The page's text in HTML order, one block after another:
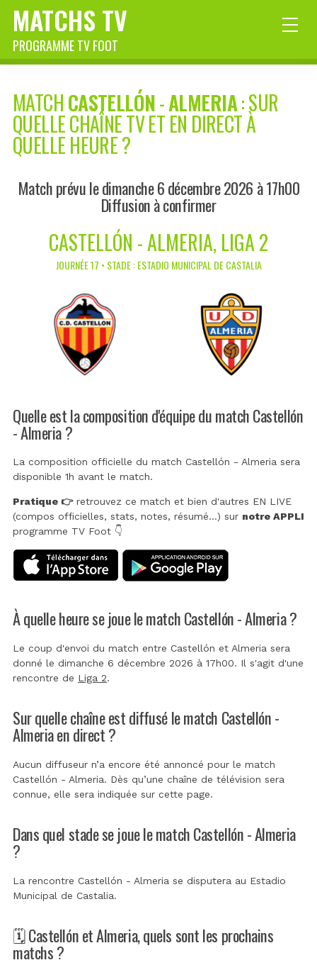
MATCHS TV
PROGRAMME TV FOOT
MATCHCASTELLÓN-ALMERIA: SUR
QUELLE CHAÎNE TV ET EN DIRECT À
QUELLE HEURE ?
Match prévu le dimanche 6 décembre 2026 à 17h00
Diffusion à confirmer
CASTELLÓN - ALMERIA, LIGA 2
JOURNÉE 17 • STADE : ESTADIO MUNICIPAL DE CASTALIA
Quelle est la composition d'équipe du match Castellón
- Almeria ?
La composition officielle du match Castellón - Almeria sera
disponible 1h avant le match.
Pratique 👉retrouvez ce match et bien d'autres EN LIVE
(compos officielles, stats, notes, résumé...) sur notre APPLI
programme TV Foot 👇
À quelle heure se joue le match Castellón - Almeria ?
Le coup d'envoi du match entre Castellón et Almeria sera
donné le dimanche 6 décembre 2026 à 17h00. Il s'agit d'une
rencontre de Liga 2.
Sur quelle chaîne est diffusé le match Castellón -
Almeria en direct ?
Aucun diffuseur n’a encore été annoncé pour le match
Castellón - Almeria. Dès qu’une chaîne de télévision sera
connue, elle sera indiquée sur cette page.
Dans quel stade se joue le match Castellón - Almeria
?
La rencontre Castellón - Almeria se disputera au Estadio
Municipal de Castalia.
🗓️ Castellón et Almeria, quels sont les prochains
matchs ?